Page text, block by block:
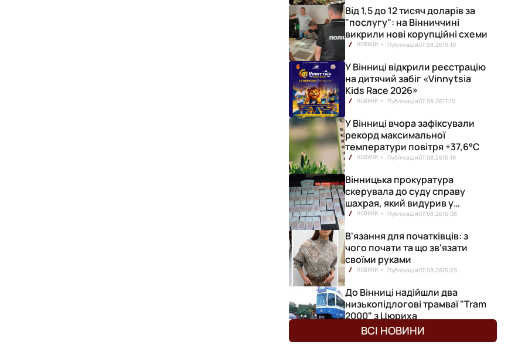
Від 1,5 до 12 тисяч доларів за
"послугу": на Вінниччині
викрили нові корупційні схеми
НОВИНИ Публікація07.08.2619:10
У Вінниці відкрили реєстрацію
на дитячий забіг «Vinnytsia
Kids Race 2026»
НОВИНИ Публікація07.08.2617:10
У Вінниці вчора зафіксували
рекорд максимальної
температури повітря +37,6°С
НОВИНИ Публікація07.08.2616:19
Вінницька прокуратура
скерувала до суду справу
шахрая, який видурив у
вінничанки 154 тисячі гривень
НОВИНИ Публікація07.08.2616:08
В'язання для початківців: з
чого почати та що зв'язати
своїми руками
НОВИНИ Публікація07.08.2615:29
До Вінниці надійшли два
низькопідлогові трамваї "Tram
2000" з Цюриха
НОВИНИ Публікація07.08.26
ВСІ НОВИНИ